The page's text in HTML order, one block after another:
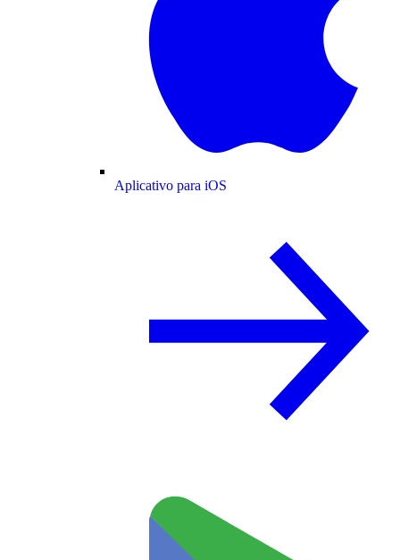
Aplicativo para iOS